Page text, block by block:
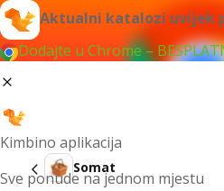
Aktualni katalozi uvijek
Dodajte u Chrome –
Kimbino aplikacija
Sve ponude na jednom mjestu
Somat